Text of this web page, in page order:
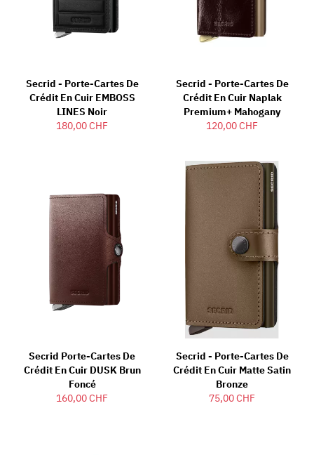
Secrid - Porte-Cartes De
Crédit En Cuir EMBOSS
LINES Noir
180,00 CHF
Secrid - Porte-Cartes De
Crédit En Cuir Naplak
Premium+ Mahogany
120,00 CHF
Secrid Porte-Cartes De
Crédit En Cuir DUSK Brun
Foncé
160,00 CHF
Secrid - Porte-Cartes De
Crédit En Cuir Matte Satin
Bronze
75,00 CHF